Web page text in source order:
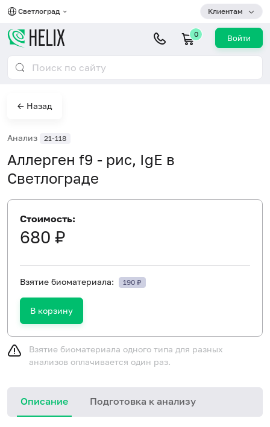
Светлоград Клиентам
0 Войти
← Назад
Анализ 21-118
Аллерген f9 - рис, IgE в
Светлограде
Стоимость:
680 ₽
Взятие биоматериала: 190 ₽
В корзину
Взятие биоматериала одного типа для разных
анализов оплачивается один раз.
Описание Подготовка к анализу